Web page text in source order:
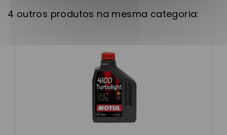
4 outros produtos na mesma categoria: